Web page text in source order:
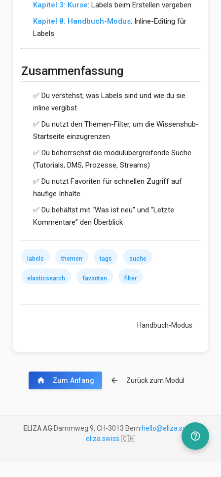
Kapitel 3: Kurse: Labels beim Erstellen vergeben
Kapitel 8: Handbuch-Modus: Inline-Editing für
Labels
Zusammenfassung
✅ Du verstehst, was Labels sind und wie du sie
inline vergibst
✅ Du nutzt den Themen-Filter, um die Wissenshub-
Startseite einzugrenzen
✅ Du beherrschst die modulübergreifende Suche
(Tutorials, DMS, Prozesse, Streams)
✅ Du nutzt Favoriten für schnellen Zugriff auf
häufige Inhalte
✅ Du behältst mit “Was ist neu” und “Letzte
Kommentare” den Überblick
labels themen tags suche
elasticsearch favoriten filter
Handbuch-Modus
home Zum Anfang arrow_back Zurück zum Modul
ELIZA AG Dammweg 9, CH-3013 Bern hello@eliza.swiss
eliza.swiss 🇨🇭 help_outline